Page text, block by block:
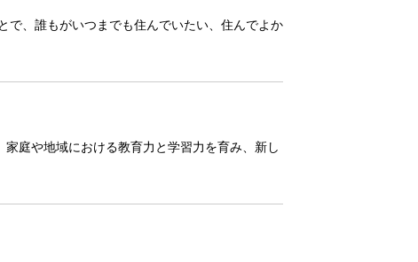
で、誰もがいつまでも住んでいたい、住んでよか
庭や地域における教育力と学習力を育み、新し